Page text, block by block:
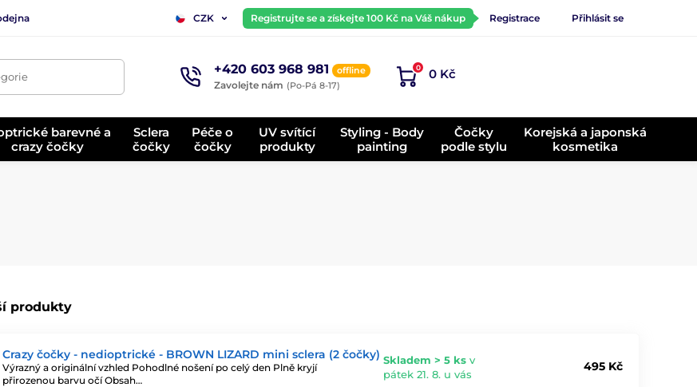
CZK Registrujte se a získejte 100 Kč na Váš nákup Registrace Přihlásit se
+420 603 968 981 offline
Zavolejte nám (Po-Pá 8-17)
0 0 Kč
barevné a
crazy čočky
Sclera
čočky
Péče o
čočky
UV svítící
produkty
Styling - Body
painting
Čočky
podle stylu
Korejská a japonská
kosmetika
produkty
Crazy čočky - nedioptrické - BROWN LIZARD mini sclera (2 čočky)
Výrazný a originální vzhled Pohodlné nošení po celý den Plně kryjí
přirozenou barvu očí Obsah…
Skladem > 5 ks v
pátek 21. 8. u vás
495 Kč